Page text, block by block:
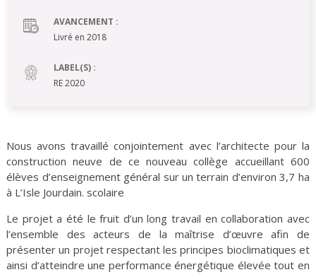
AVANCEMENT :
Livré en 2018
LABEL(S) :
RE 2020
Nous avons travaillé conjointement avec l’architecte pour la
construction neuve de ce nouveau collège accueillant 600
élèves d’enseignement général sur un terrain d’environ 3,7 ha
à L’Isle Jourdain. scolaire
Le projet a été le fruit d’un long travail en collaboration avec
l’ensemble des acteurs de la maîtrise d’œuvre afin de
présenter un projet respectant les principes bioclimatiques et
ainsi d’atteindre une performance énergétique élevée tout en